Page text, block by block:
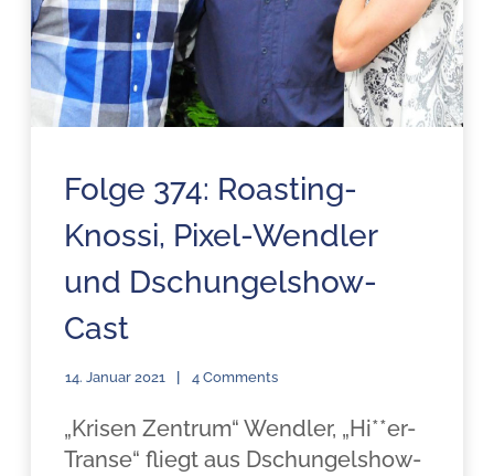
Folge 374: Roasting-
Knossi, Pixel-Wendler
und Dschungelshow-
Cast
14. Januar 2021 4 Comments
„Krisen Zentrum“ Wendler, „Hi**er-
Transe“ fliegt aus Dschungelshow-